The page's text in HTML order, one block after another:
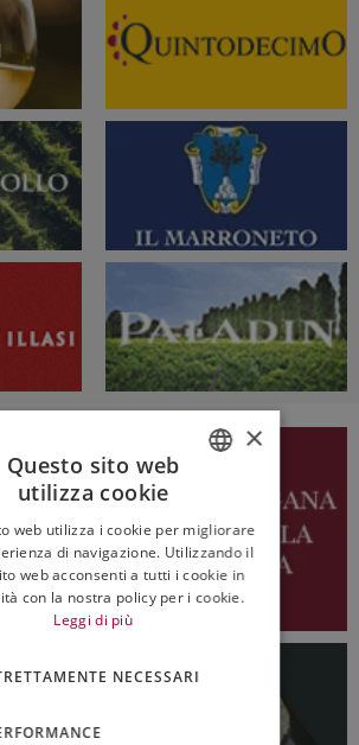
ENGLISH
×
Questo sito web
utilizza cookie
web utilizza i cookie per migliorare
di navigazione. Utilizzando il
web acconsenti a tutti i cookie in
con la nostra policy per i cookie.
Leggi di più
NECESSARI